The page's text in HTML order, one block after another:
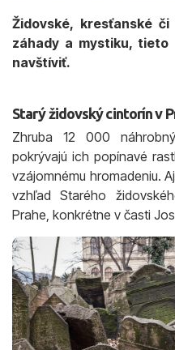
Židovské, kresťanské
záhady a mystiku, tieto
navštíviť.
Starý židovský cintorín v
Zhruba 12 000
pokrývajú ich popínavé
vzájomnému hromadeniu.
vzhľad Starého
Prahe, konkrétne v časti